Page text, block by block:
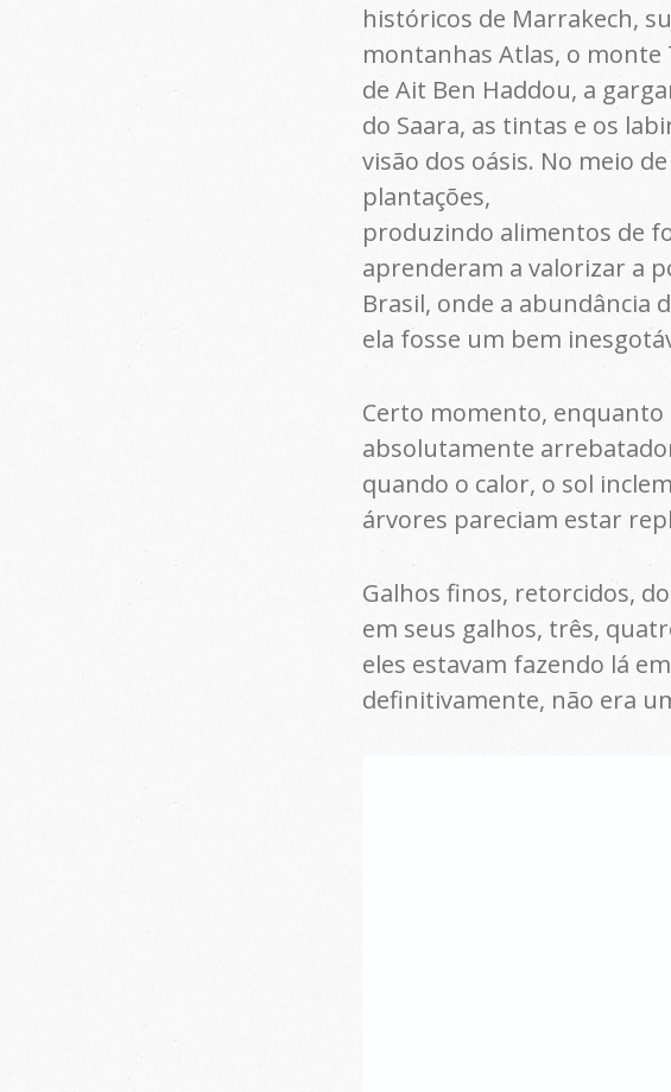
históricos de Marrakech,
montanhas Atlas, o monte
de Ait Ben Haddou, a
do Saara, as tintas e os
visão dos oásis. No meio
plantações,
produzindo alimentos de
aprenderam a valorizar a
Brasil, onde a abundância
ela fosse um bem
Certo momento,
absolutamente
quando o calor, o sol
árvores pareciam estar
Galhos finos, retorcidos,
em seus galhos, três,
eles estavam fazendo lá
definitivamente, não era